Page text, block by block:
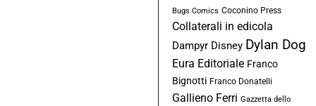
Bugs Comics Coconino Press
Collaterali in edicola
Dampyr Disney Dylan Dog
Eura Editoriale Franco
Bignotti Franco Donatelli
Gallieno Ferri Gazzetta dello